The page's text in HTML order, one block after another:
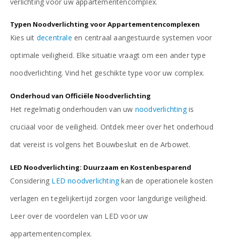
Typen Noodverlichting voor Appartementencomplexen
Kies uit decentrale en centraal aangestuurde systemen voor
optimale veiligheid. Elke situatie vraagt om een ander type
noodverlichting. Vind het geschikte type voor uw complex.
Onderhoud van Officiële Noodverlichting
Het regelmatig onderhouden van uw noodverlichtingis
cruciaal voor de veiligheid. Ontdek meer over het onderhoud
dat vereist is volgens het Bouwbesluit en de Arbowet.
LED Noodverlichting: Duurzaam en Kostenbesparend
Considering LED noodverlichtingkan de operationele kosten
verlagen en tegelijkertijd zorgen voor langdurige veiligheid.
Leer over de voordelen van LED voor uw
appartementencomplex.